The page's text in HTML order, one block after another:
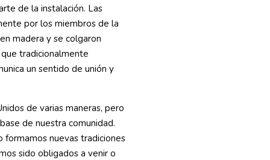
de la instalación. Las
por los miembros de la
madera y se colgaron
tradicionalmente
un sentido de unión y
de varias maneras, pero
de nuestra comunidad.
formamos nuevas tradiciones
sido obligados a venir o